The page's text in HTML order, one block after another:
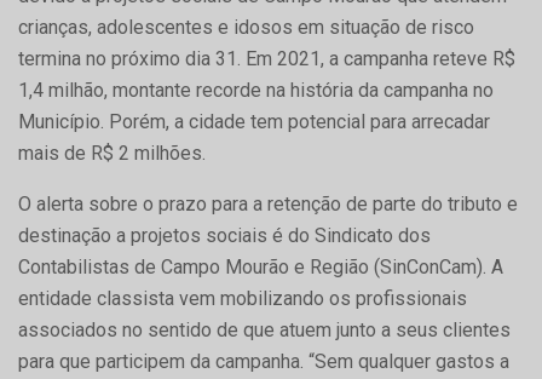
crianças, adolescentes e idosos em situação de risco
termina no próximo dia 31. Em 2021, a campanha reteve R$
1,4 milhão, montante recorde na história da campanha no
Município. Porém, a cidade tem potencial para arrecadar
mais de R$ 2 milhões.
O alerta sobre o prazo para a retenção de parte do tributo e
destinação a projetos sociais é do Sindicato dos
Contabilistas de Campo Mourão e Região (SinConCam). A
entidade classista vem mobilizando os profissionais
associados no sentido de que atuem junto a seus clientes
para que participem da campanha. “Sem qualquer gastos a